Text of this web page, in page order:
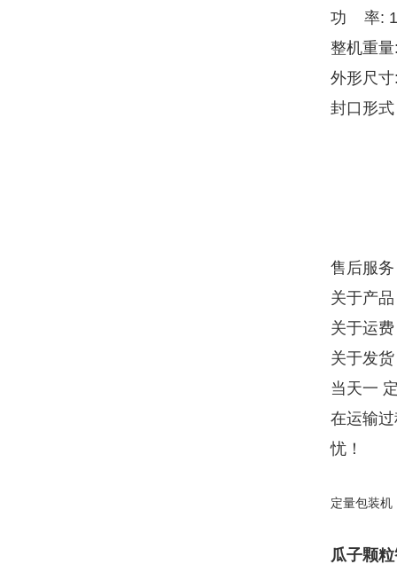
功 率:
整机重
外形尺
封口形
售后服
关于产
关于运
关于发
当天一
在运输
忧！
定量包装机
瓜子颗